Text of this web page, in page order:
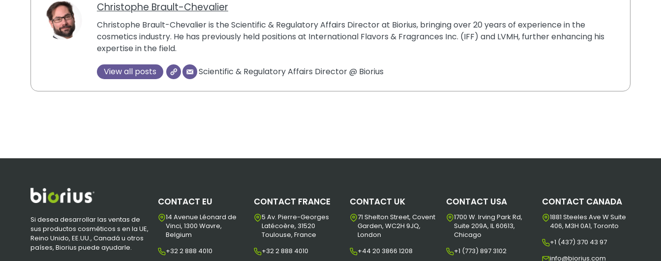
Christophe Brault-Chevalier
Christophe Brault-Chevalier is the Scientific & Regulatory Affairs Director at Biorius, bringing over 20 years of experience in the
cosmetics industry. He has previously held positions at International Flavors & Fragrances Inc. (IFF) and LVMH, further enhancing his
expertise in the field.
View all posts Scientific & Regulatory Affairs Director @ Biorius
Si desea desarrollar las ventas de
sus productos cosméticos s en la UE,
Reino Unido, EE.UU., Canadá u otros
países, Biorius puede ayudarle.
CONTACT EU
14 Avenue Léonard de
Vinci, 1300 Wavre,
Belgium
+32 2 888 4010
CONTACT FRANCE
5 Av. Pierre-Georges
Latécoère, 31520
Toulouse, France
+32 2 888 4010
CONTACT UK
71 Shelton Street, Covent
Garden, WC2H 9JQ,
London
+44 20 3866 1208
CONTACT USA
1700 W. Irving Park Rd,
Suite 209A, IL 60613,
Chicago
+1 (773) 897 3102
CONTACT CANADA
1881 Steeles Ave W Suite
406, M3H 0A1, Toronto
+1 (437) 370 43 97
info@biorius.com